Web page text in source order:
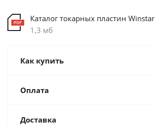
Каталог токарных пластин Winstar
1,3 мб
Как купить
Оплата
Доставка